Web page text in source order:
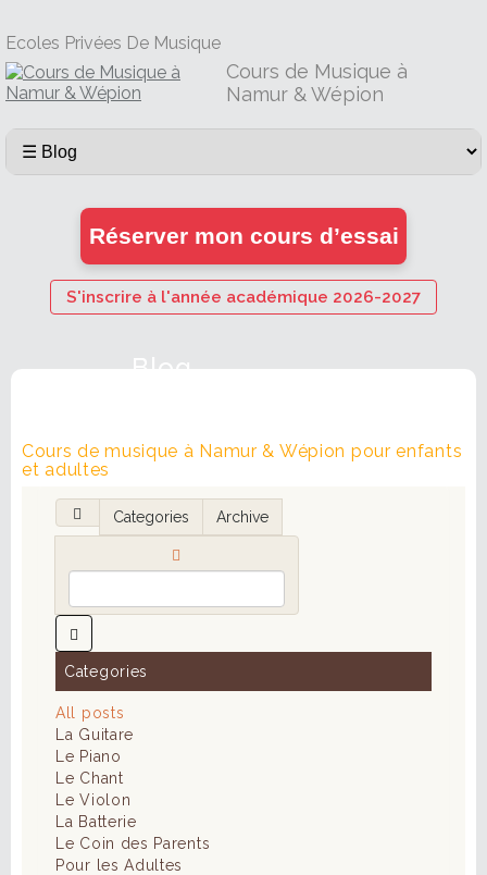
Ecoles Privées De Musique
Cours de Musique à
Namur & Wépion
Réserver mon cours d’essai
S'inscrire à l'année académique 2026-2027
Blog
Cours de musique à Namur & Wépion pour enfants
et adultes
Categories Archive
Categories
All posts
La Guitare
Le Piano
Le Chant
Le Violon
La Batterie
Le Coin des Parents
Pour les Adultes